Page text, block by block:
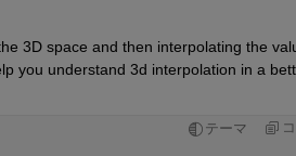
3D space and then interpolating the
you understand 3d interpolation in a
テーマ